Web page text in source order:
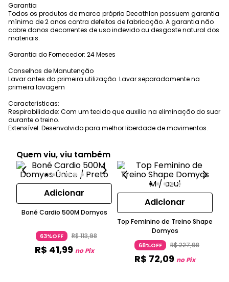
Garantia
Todos os produtos de marca própria Decathlon possuem garantia
mínima de 2 anos contra defeitos de fabricação. A garantia não
cobre danos decorrentes de uso indevido ou desgaste natural dos
materiais.
Garantia do Fornecedor: 24 Meses
Conselhos de Manutenção
Lavar antes da primeira utilização. Lavar separadamente na
primeira lavagem
Características:
Respirabilidade: Com um tecido que auxilia na eliminação do suor
durante o treino.
Extensível: Desenvolvido para melhor liberdade de movimentos.
Quem viu, viu também
Adicionar
Boné Cardio 500M Domyos
63%OFF R$113,98
R$ 41,99 no Pix
Adicionar
Top Feminino de Treino Shape
Domyos
68%OFF R$227,98
R$ 72,09 no Pix